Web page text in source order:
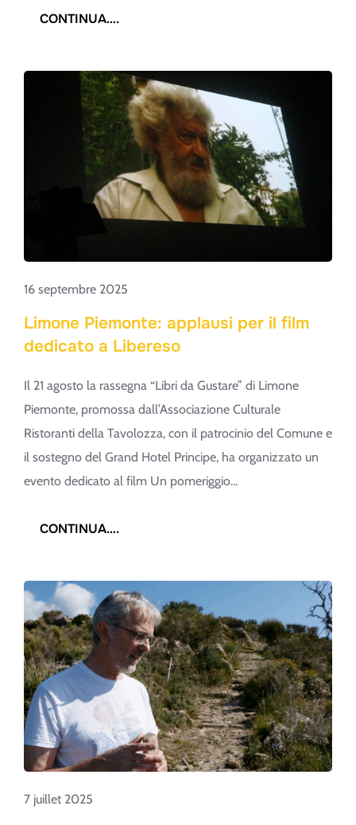
CONTINUA….:
PUGNO
DI
OLIVE
–
LA
LEGGENDA
ORA
LA
NUOVA
16 septembre 2025
Limone Piemonte: applausi per il film
dedicato a Libereso
Il 21 agosto la rassegna “Libri da Gustare” di Limone
Piemonte, promossa dall’Associazione Culturale
Ristoranti della Tavolozza, con il patrocinio del Comune e
il sostegno del Grand Hotel Principe, ha organizzato un
evento dedicato al film Un pomeriggio…
CONTINUA….:
APPLAUSI
PER
FILM
DEDICATO
LIBERESO
7 juillet 2025